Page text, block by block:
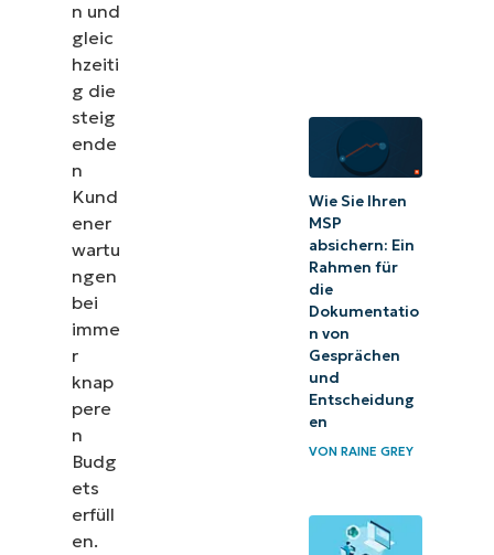
n und
gleic
hzeiti
g die
steig
ende
n
Kund
ener
wartu
ngen
bei
imme
r
knap
pere
n
Budg
ets
erfüll
en.
Wie Sie Ihren
MSP
absichern: Ein
Rahmen für
die
Dokumentatio
n von
Gesprächen
und
Entscheidung
en
VON RAINE GREY